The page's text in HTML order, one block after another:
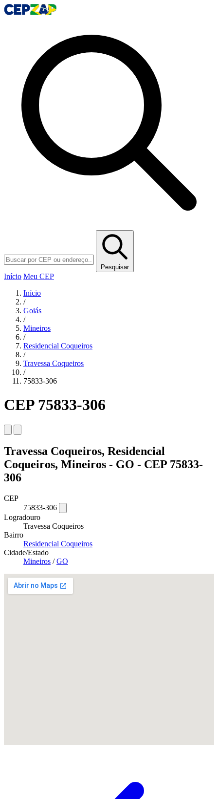
Pesquisar
Início Meu CEP
Início
/
Goiás
/
Mineiros
/
Residencial Coqueiros
/
Travessa Coqueiros
/
75833-306
CEP 75833-306
Travessa Coqueiros, Residencial
Coqueiros, Mineiros - GO - CEP 75833-
306
CEP
75833-306
Logradouro
Travessa Coqueiros
Bairro
Residencial Coqueiros
Cidade/Estado
Mineiros /GO